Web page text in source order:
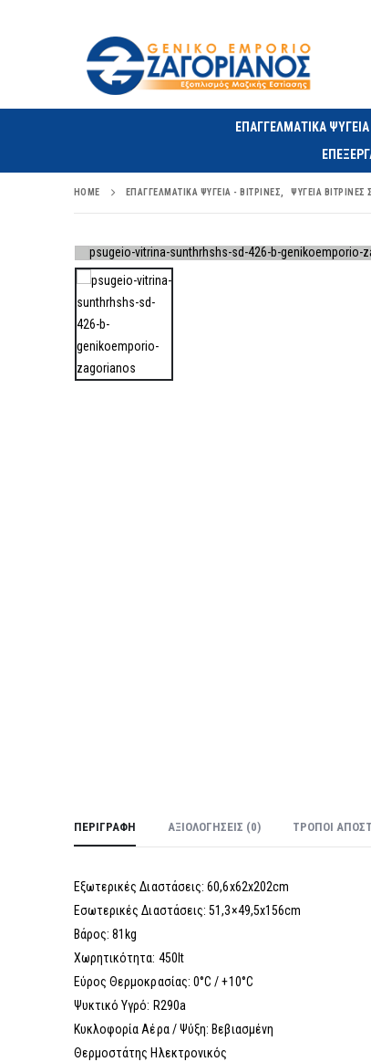
ΕΠΑΓΓΕΛΜΑΤΙΚΑ ΨΥΓΕΙΑ
HOME ΕΠΑΓΓΕΛΜΑΤΙΚΆ ΨΥΓΕΊΑ - ΒΙΤΡΊΝΕΣ ΨΥΓΕΊΑ
ΠΕΡΙΓΡΑΦΉ ΑΞΙΟΛΟΓΉΣΕΙΣ (0) ΤΡΌΠΟΙ
Εξωτερικές Διαστάσεις: 60,6x62x202cm
Εσωτερικές Διαστάσεις: 51,3×49,5x156cm
Βάρος: 81kg
Χωρητικότητα: 450lt
Εύρος Θερμοκρασίας: 0°C / +10°C
Ψυκτικό Υγρό: R290a
Κυκλοφορία Αέρα / Ψύξη: Βεβιασμένη
Θερμοστάτης Ηλεκτρονικός